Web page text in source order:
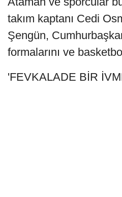
takım kaptanı Cedi
Şengün,
formalarını ve
'FEVKALADE BİR